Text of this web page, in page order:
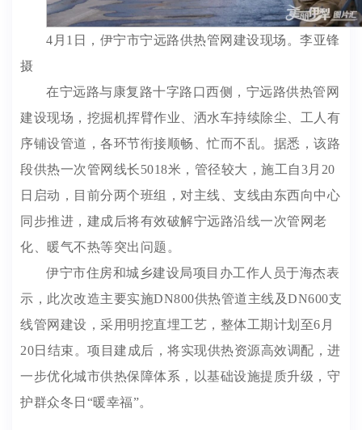
4月1日，伊宁市宁远路供热管网建设现场。李亚锋
摄
在宁远路与康复路十字路口西侧，宁远路供热管网
建设现场，挖掘机挥臂作业、洒水车持续除尘、工人有
序铺设管道，各环节衔接顺畅、忙而不乱。据悉，该路
段供热一次管网线长5018米，管径较大，施工自3月20
日启动，目前分两个班组，对主线、支线由东西向中心
同步推进，建成后将有效破解宁远路沿线一次管网老
化、暖气不热等突出问题。
伊宁市住房和城乡建设局项目办工作人员于海杰表
示，此次改造主要实施DN800供热管道主线及DN600支
线管网建设，采用明挖直埋工艺，整体工期计划至6月
20日结束。项目建成后，将实现供热资源高效调配，进
一步优化城市供热保障体系，以基础设施提质升级，守
护群众冬日“暖幸福”。